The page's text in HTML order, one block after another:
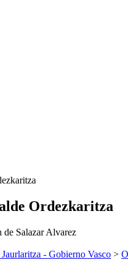
Ordezkaritza
de Salazar Alvarez
- Gobierno Vasco >